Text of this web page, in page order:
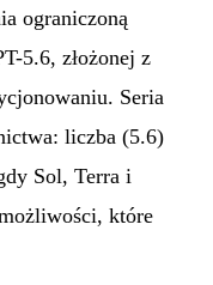
ograniczoną
5.6, złożonej z
Seria
liczba (5.6)
Sol, Terra i
które